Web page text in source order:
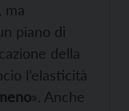
ma
piano di
della
l’elasticità
». Anche